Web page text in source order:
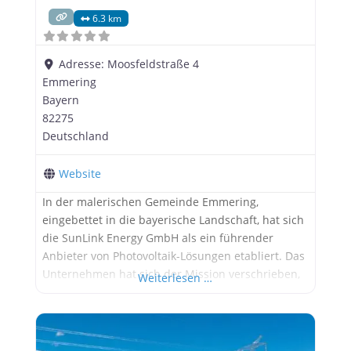
6.3 km
Adresse: Moosfeldstraße 4
Emmering
Bayern
82275
Deutschland
Website
In der malerischen Gemeinde Emmering,
eingebettet in die bayerische Landschaft, hat sich
die SunLink Energy GmbH als ein führender
Anbieter von Photovoltaik-Lösungen etabliert. Das
Unternehmen hat sich der Mission verschrieben,
sauberer, nachhaltiger Energie zu erleichtern. Ihr
Partner für nachhaltige Energiezukunft in
Emmering SunLink Energy versteht, dass der
Weiterlesen …